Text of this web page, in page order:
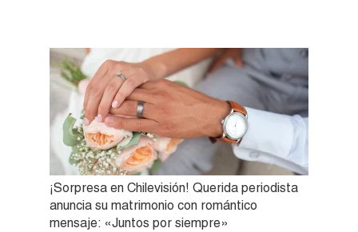
¡Sorpresa en Chilevisión! Querida periodista
anuncia su matrimonio con romántico
mensaje: «Juntos por siempre»